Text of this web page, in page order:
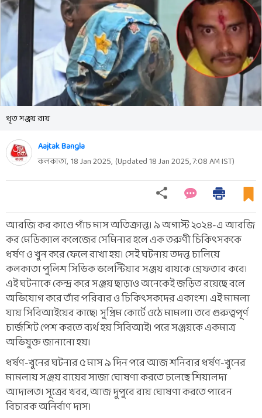
ধৃত সঞ্জয় রায়
Aajtak Bangla
কলকাতা, 18 Jan 2025, (Updated18 Jan 2025, 7:08 AMIST)
আরজি কর কাণ্ডে পাঁচ মাস অতিক্রান্ত। ৯ অগাস্ট ২০২৪-এ আরজি
কর মেডিক্যাল কলেজের সেমিনার হলে এক তরুণী চিকিৎসককে
ধর্ষণ ও খুন করে ফেলে রাখা হয়। সেই ঘটনায় তদন্ত চালিয়ে
কলকাতা পুলিশ সিভিক ভলেন্টিয়ার সঞ্জয় রায়কে গ্রেফতার করে।
এই ঘটনাকে কেন্দ্র করে সঞ্জয় ছাড়াও অনেকেই জড়িত রয়েছে বলে
অভিযোগ করে তাঁর পরিবার ও চিকিৎসকদের একাংশ। এই মামলা
যায় সিবিআইয়ের কাছে। সুপ্রিম কোর্টে ওঠে মামলা। তবে গুরুত্বপূর্ণ
চার্জশিট পেশ করতে ব্যর্থ হয় সিবিআই। পরে সঞ্জয়কে একমাত্র
অভিযুক্ত জানানো হয়।
ধর্ষণ-খুনের ঘটনার ৫ মাস ৯ দিন পরে আজ শনিবার ধর্ষণ-খুনের
মামলায় সঞ্জয় রায়ের সাজা ঘোষণা করতে চলেছে শিয়ালদা
আদালত। সূত্রের খবর, আজ দুপুরে রায় ঘোষণা করতে পারেন
বিচারক অনির্বাণ দাস।